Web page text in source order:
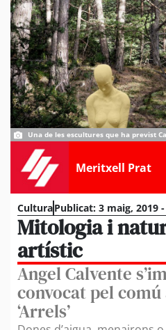
Una de les escultures que ha previst
Meritxell Prat
CulturaPublicat: 3 maig, 2019 -
Mitologia i
artístic
Angel Calvente
convocat pel
‘Arrels’